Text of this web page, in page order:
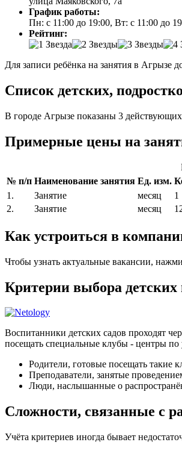
График работы:
Пн: с 11:00 до 19:00, Вт: с 11:00 до
Рейтинг:
Для записи ребёнка на занятия в Агрызе
Список детских,
В городе Агрызе показаны 3
Примерные цены на
№ п/п Наименование занятия Ед. изм.
1.
Занятие месяц 1
2.
Занятие месяц
Как устроиться в
Чтобы узнать актуальные вакансии,
Критерии выбора
Воспитанники детских садов проходят
посещать специальные клубы - центры по
Родители, готовые посещать такие
Преподаватели, занятые
Люди, наслышанные о
Сложности, связанные с
Учёта критериев иногда бывает